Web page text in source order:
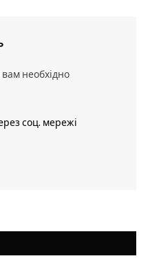
необхідно
соц. мережі